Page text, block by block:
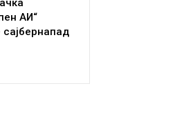
АИ“
сајбернапад